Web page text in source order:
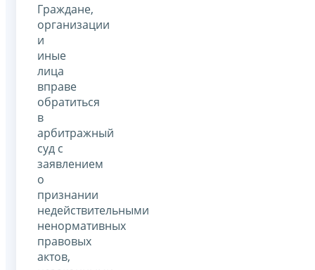
Граждане,
организации
и
иные
лица
вправе
обратиться
в
арбитражный
суд с
заявлением
о
признании
недействительными
ненормативных
правовых
актов,